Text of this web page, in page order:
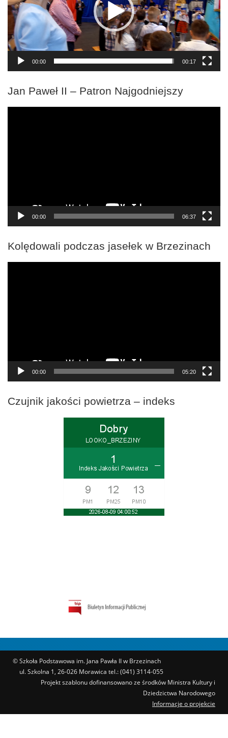
00:00 00:17
Jan Paweł II – Patron Najgodniejszy
00:00 06:37
Kolędowali podczas jasełek w Brzezinach
00:00 05:20
Czujnik jakości powietrza – indeks
© Szkoła Podstawowa im. Jana Pawła II w Brzezinach
ul. Szkolna 1, 26-026 Morawica tel.: (041) 3114-055
Projekt szablonu dofinansowano ze środków Ministra Kultury i
Dziedzictwa Narodowego
Informacje o projekcie